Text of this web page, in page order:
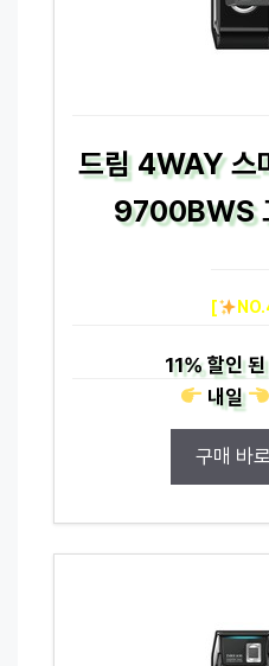
드림 4WAY 스
9700BWS
[
11%할인 된
내일
구매 바